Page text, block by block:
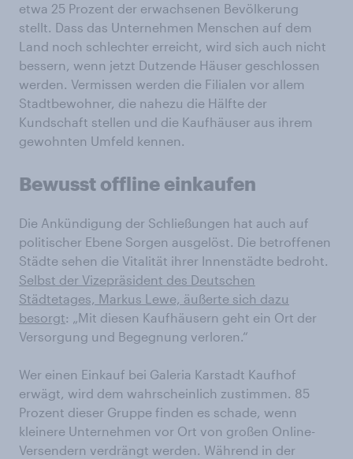
etwa 25 Prozent der erwachsenen Bevölkerung
stellt. Dass das Unternehmen Menschen auf dem
Land noch schlechter erreicht, wird sich auch nicht
bessern, wenn jetzt Dutzende Häuser geschlossen
werden. Vermissen werden die Filialen vor allem
Stadtbewohner, die nahezu die Hälfte der
Kundschaft stellen und die Kaufhäuser aus ihrem
gewohnten Umfeld kennen.
Bewusst offline einkaufen
Die Ankündigung der Schließungen hat auch auf
politischer Ebene Sorgen ausgelöst. Die betroffenen
Städte sehen die Vitalität ihrer Innenstädte bedroht.
Selbst der Vizepräsident des Deutschen
Städtetages, Markus Lewe, äußerte sich dazu
besorgt: „Mit diesen Kaufhäusern geht ein Ort der
Versorgung und Begegnung verloren.“
Wer einen Einkauf bei Galeria Karstadt Kaufhof
erwägt, wird dem wahrscheinlich zustimmen. 85
Prozent dieser Gruppe finden es schade, wenn
kleinere Unternehmen vor Ort von großen Online-
Versendern verdrängt werden. Während in der